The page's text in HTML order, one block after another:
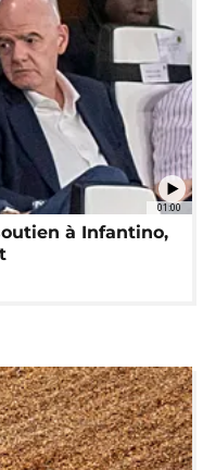
01:00
à Infantino,